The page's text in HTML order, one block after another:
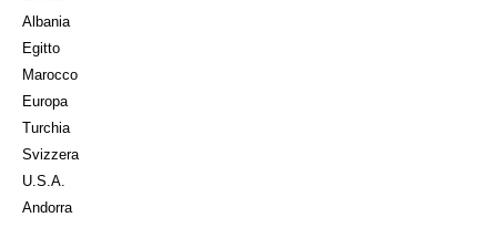
Albania
Egitto
Marocco
Europa
Turchia
Svizzera
U.S.A.
Andorra